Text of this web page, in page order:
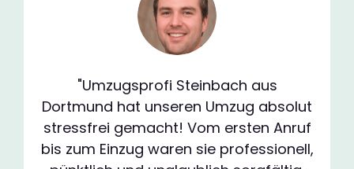
"Umzugsprofi Steinbach aus
Dortmund hat unseren Umzug absolut
stressfrei gemacht! Vom ersten Anruf
bis zum Einzug waren sie professionell,